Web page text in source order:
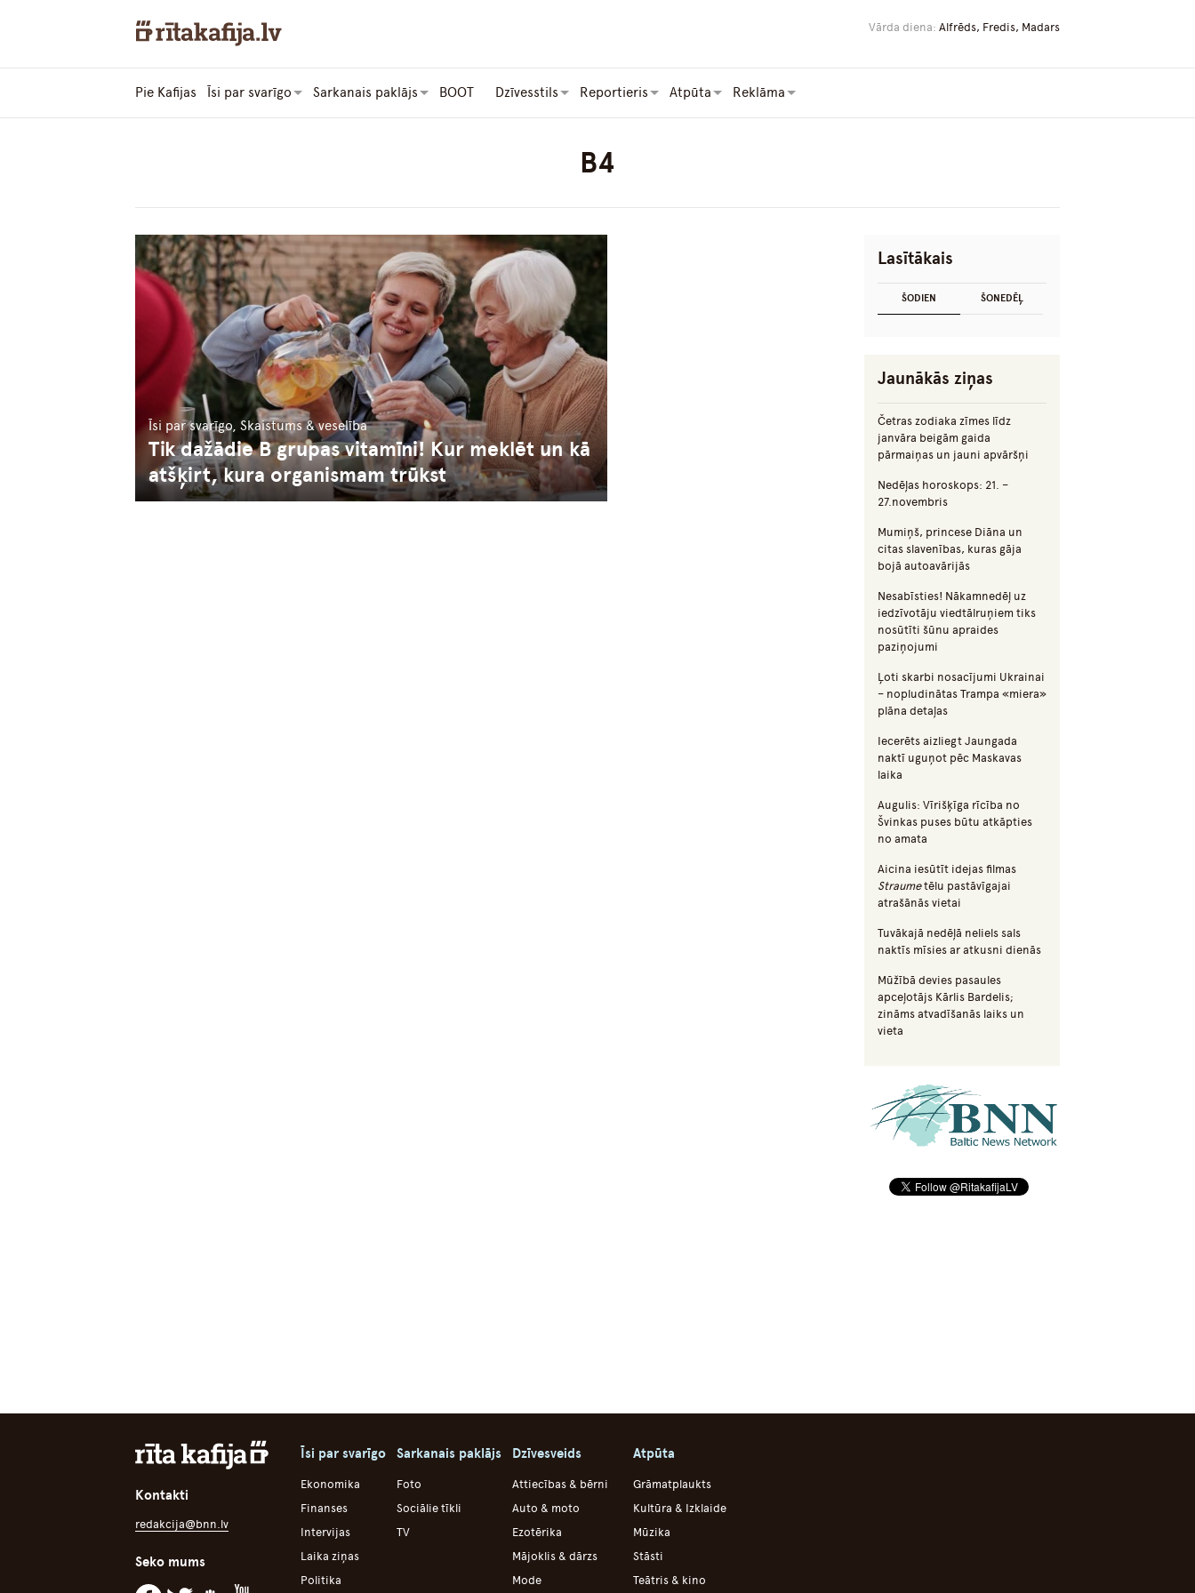
Vārda diena: Alfrēds, Fredis, Madars
Pie Kafijas Īsi par svarīgo Sarkanais paklājs BOOT Dzīvesstils Reportieris Atpūta Reklāma
B4
Īsi par svarīgo, Skaistums & veselība
Tik dažādie B grupas vitamīni! Kur meklēt un kā
atšķirt, kura organismam trūkst
Lasītākais
ŠODIEN ŠONEDĒĻ
Jaunākās ziņas
Četras zodiaka zīmes līdz
janvāra beigām gaida
pārmaiņas un jauni apvāršņi
Nedēļas horoskops: 21. –
27.novembris
Mumiņš, princese Diāna un
citas slavenības, kuras gāja
bojā autoavārijās
Nesabīsties! Nākamnedēļ uz
iedzīvotāju viedtālruņiem tiks
nosūtīti šūnu apraides
paziņojumi
Ļoti skarbi nosacījumi Ukrainai
– nopludinātas Trampa «miera»
plāna detaļas
Iecerēts aizliegt Jaungada
naktī uguņot pēc Maskavas
laika
Augulis: Vīrišķīga rīcība no
Švinkas puses būtu atkāpties
no amata
Aicina iesūtīt idejas filmas
Straumetēlu pastāvīgajai
atrašānās vietai
Tuvākajā nedēļā neliels sals
naktīs mīsies ar atkusni dienās
Mūžībā devies pasaules
apceļotājs Kārlis Bardelis;
zināms atvadīšanās laiks un
vieta
Kontakti
redakcija@bnn.lv
Seko mums
Īsi par svarīgo
Ekonomika
Finanses
Intervijas
Laika ziņas
Politika
Sarkanais paklājs
Foto
Sociālie tīkli
TV
Dzīvesveids
Attiecības & bērni
Auto & moto
Ezotērika
Mājoklis & dārzs
Mode
Atpūta
Grāmatplaukts
Kultūra & Izklaide
Mūzika
Stāsti
Teātris & kino